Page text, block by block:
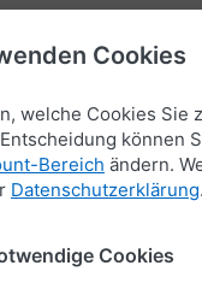
Vergleichen
Cookies
welche Cookies Sie
können
Bereich ändern.
Datenschutzerklärung.
Cookies